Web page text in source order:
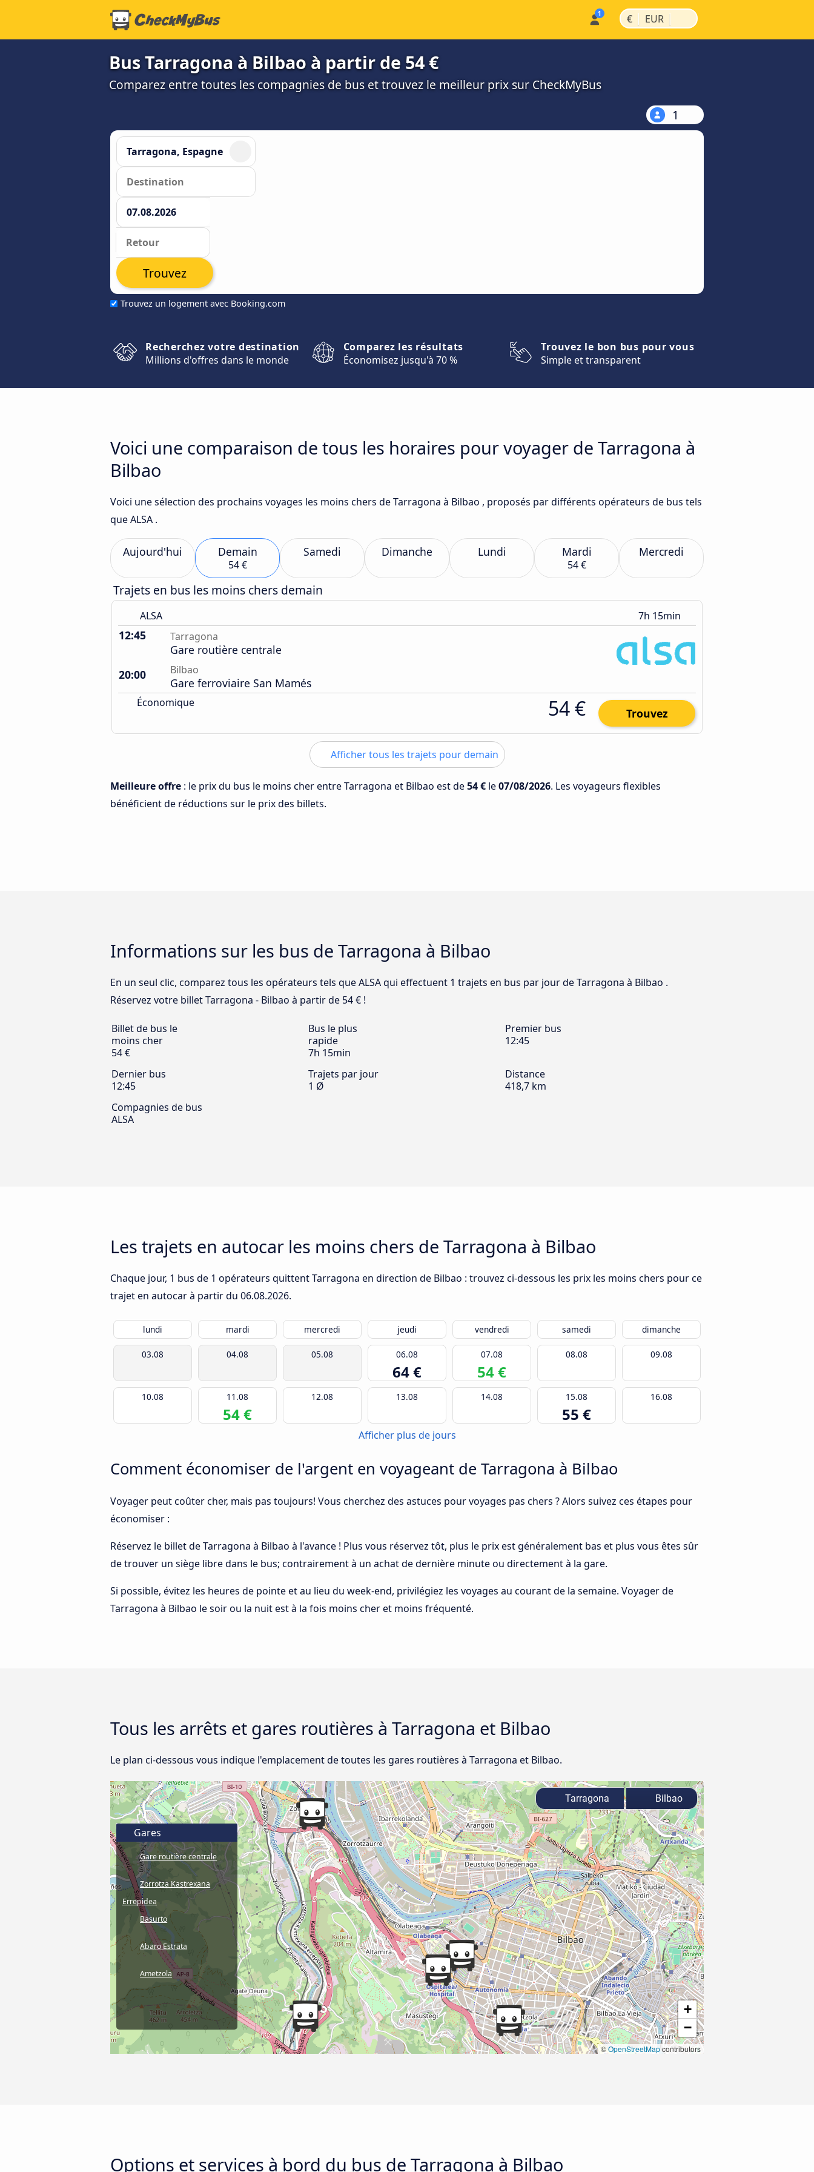
€ | EUR |
Bus Tarragona à Bilbao à partir de 54 €
Comparez entre toutes les compagnies de bus et trouvez le meilleur prix sur CheckMyBus
1
Trouvez un logement avec Booking.com
Trouvez
Recherchez votre destination
Millions d'offres dans le monde
Comparez les résultats
Économisez jusqu'à 70 %
Trouvez le bon bus pour vous
Simple et transparent
Voici une comparaison de tous les horaires pour voyager de Tarragona à
Bilbao
Voici une sélection des prochains voyages les moins chers de Tarragona à Bilbao , proposés par différents opérateurs de bus tels
que ALSA .
Aujourd'hui Demain
54 €
Samedi Dimanche Lundi Mardi
54 €
Mercredi
Trajets en bus les moins chers demain
ALSA 7h 15min
12:45 Tarragona
Gare routière centrale
20:00
Bilbao
Gare ferroviaire San Mamés
Économique 54 € Trouvez
Afficher tous les trajets pour demain
Meilleure offre : le prix du bus le moins cher entre Tarragona et Bilbao est de54 € le07/08/2026. Les voyageurs flexibles
bénéficient de réductions sur le prix des billets.
Informations sur les bus de Tarragona à Bilbao
En un seul clic, comparez tous les opérateurs tels que ALSA qui effectuent 1 trajets en bus par jour de Tarragona à Bilbao .
Réservez votre billet Tarragona - Bilbao à partir de 54 € !
Billet de bus le
moins cher
54 €
Bus le plus
rapide
7h 15min
Premier bus
12:45
Dernier bus
12:45
Trajets par jour
1 Ø
Distance
418,7 km
Compagnies de bus
ALSA
Les trajets en autocar les moins chers de Tarragona à Bilbao
Chaque jour, 1 bus de 1 opérateurs quittent Tarragona en direction de Bilbao : trouvez ci-dessous les prix les moins chers pour ce
trajet en autocar à partir du 06.08.2026.
lundi mardi mercredi jeudi vendredi samedi dimanche
03.08 04.08 05.08 06.08
64 €
07.08
54 €
08.08 09.08
10.08 11.08
54 €
12.08 13.08 14.08 15.08
55 €
16.08
Afficher plus de jours
Comment économiser de l'argent en voyageant de Tarragona à Bilbao
Voyager peut coûter cher, mais pas toujours! Vous cherchez des astuces pour voyages pas chers ? Alors suivez ces étapes pour
économiser :
Réservez le billet de Tarragona à Bilbao à l'avance ! Plus vous réservez tôt, plus le prix est généralement bas et plus vous êtes sûr
de trouver un siège libre dans le bus; contrairement à un achat de dernière minute ou directement à la gare.
Si possible, évitez les heures de pointe et au lieu du week-end, privilégiez les voyages au courant de la semaine. Voyager de
Tarragona à Bilbao le soir ou la nuit est à la fois moins cher et moins fréquenté.
Tous les arrêts et gares routières à Tarragona et Bilbao
Le plan ci-dessous vous indique l'emplacement de toutes les gares routières à Tarragona et Bilbao.
+
−
©OpenStreetMapcontributors
Gares
Gare routière centrale
Zorrotza Kastrexana
Errepidea
Basurto
Abaro Estrata
Ametzola
Tarragona Bilbao
Options et services à bord du bus de Tarragona à Bilbao